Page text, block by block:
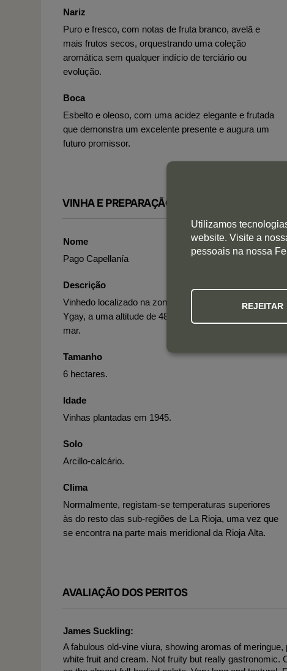
Nariz
Puro e fresco, com notas de fruta branco, avelã e
mais frutos secos, orquestrando uma coleção
aromática sem qualquer indício de terciário ou
evolução.
Boca
Esbelto e oleoso, com uma acidez elegante e frutada
que demonstra um excelente presente e augura um
futuro promissor.
VINHA E PREPARAÇÃO
Nome
Pago Capellanía
Descrição
Vinhedo localizado na zona mais elevada da Fazenda
Ygay, a uma altitude de 485 metros acima do nível do
mar.
Tamanho
6 hectares.
Idade
Vinhas plantadas em 1945.
Solo
Arcillo-calcário.
Clima
Normalmente, registam-se temperaturas superiores
às do resto das sub-regiões de La Rioja, uma vez que
se encontra na parte mais meridional da Rioja Alta.
AVALIAÇÃO DOS PERITOS
James Suckling:
A fabulous old-vine viura, showing aromas of
white fruit and cream. Not fruity but really gastronomic.
Utilizamos
website. Visite a
pessoais na nossa
REJEITAR